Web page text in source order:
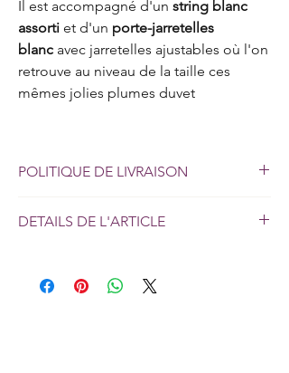
Il est accompagné d'un string blanc
assorti et d'un porte-jarretelles
blanc avec jarretelles ajustables où l'on
retrouve au niveau de la taille ces
mêmes jolies plumes duvet
POLITIQUE DE LIVRAISON
toute l'île.DISCRETION ASSUREE
DETAILS DE L'ARTICLE
Lavage à la main.